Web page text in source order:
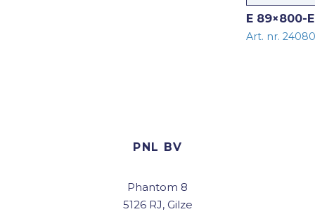
E 89×800-
Art. nr. 24080
PNL BV
Phantom 8
5126 RJ, Gilze